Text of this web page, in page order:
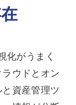
化がうまく
ウドとオン
資産管理ツ